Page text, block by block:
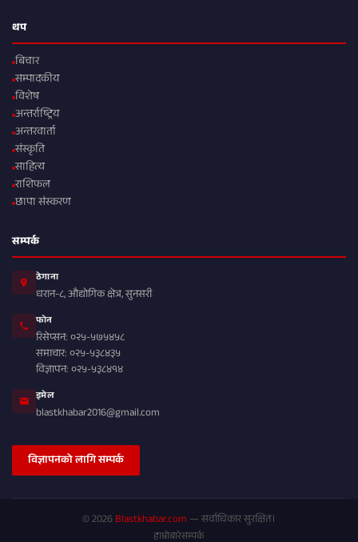
थप
बिचार
सम्पादकीय
विशेष
अन्तर्राष्ट्रिय
अन्तरवार्ता
संस्कृति
साहित्य
राशिफल
छापा संस्करण
सम्पर्क
ठेगाना
धरान-८, औद्योगिक क्षेत्र, सुनसरी
फोन
रिसेप्सन: ०२५-५७५४५८
समाचार: ०२५-५३८४३५
विज्ञापन: ०२५-५३८४१४
इमेल
blastkhabar2016@gmail.com
विज्ञापनको लागि सम्पर्क
© 2026Blastkhabar.com — सर्वाधिकार सुरक्षित।
हाम्रोबारेसम्पर्क